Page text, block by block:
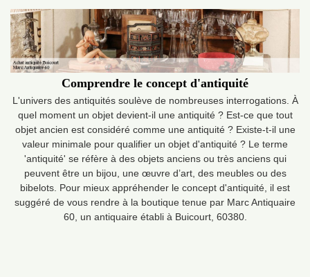
Comprendre le concept d'antiquité
L'univers des antiquités soulève de nombreuses interrogations. À
quel moment un objet devient-il une antiquité ? Est-ce que tout
objet ancien est considéré comme une antiquité ? Existe-t-il une
valeur minimale pour qualifier un objet d'antiquité ? Le terme
'antiquité' se réfère à des objets anciens ou très anciens qui
peuvent être un bijou, une œuvre d’art, des meubles ou des
bibelots. Pour mieux appréhender le concept d'antiquité, il est
suggéré de vous rendre à la boutique tenue par Marc Antiquaire
60, un antiquaire établi à Buicourt, 60380.